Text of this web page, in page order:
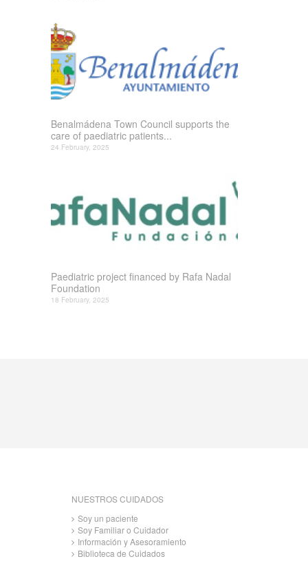
Benalmádena Town Council supports the
care of paediatric patients...
24 February, 2025
Paediatric project financed by Rafa Nadal
Foundation
18 February, 2025
NUESTROS CUIDADOS
Soy un paciente
Soy Familiar o Cuidador
Información y Asesoramiento
Biblioteca de Cuidados